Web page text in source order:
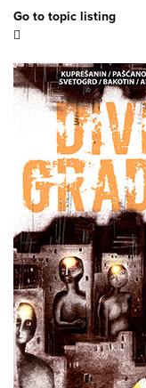
Go to topic listing